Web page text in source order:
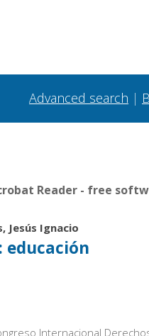
Advanced search |
Reader - free
Jesús Ignacio
educación
Internacional